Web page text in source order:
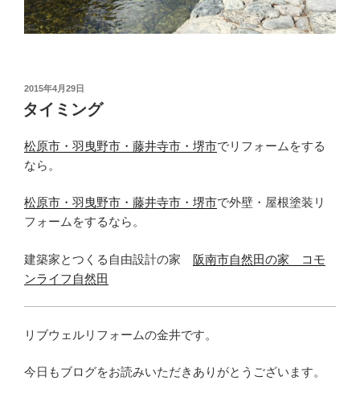
投
稿
日:
2015年4月29日
タイミング
松原市・羽曳野市・藤井寺市・堺市でリフォームをする
なら。
松原市・羽曳野市・藤井寺市・堺市で外壁・屋根塗装リ
フォームをするなら。
建築家とつくる自由設計の家 阪南市自然田の家 コモ
ンライフ自然田
リブウェルリフォームの金井です。
今日もブログをお読みいただきありがとうございます。